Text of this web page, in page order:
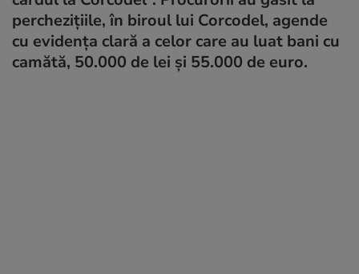
perchezițiile, în biroul lui Corcodel, agende
cu evidența clară a celor care au luat bani cu
camătă, 50.000 de lei şi 55.000 de euro.